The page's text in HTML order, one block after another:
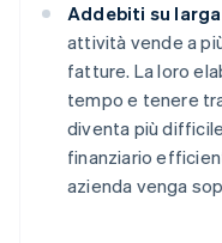
Addebiti su
attività vende a
fatture. La loro
tempo e tenere
diventa più
finanziario
azienda venga